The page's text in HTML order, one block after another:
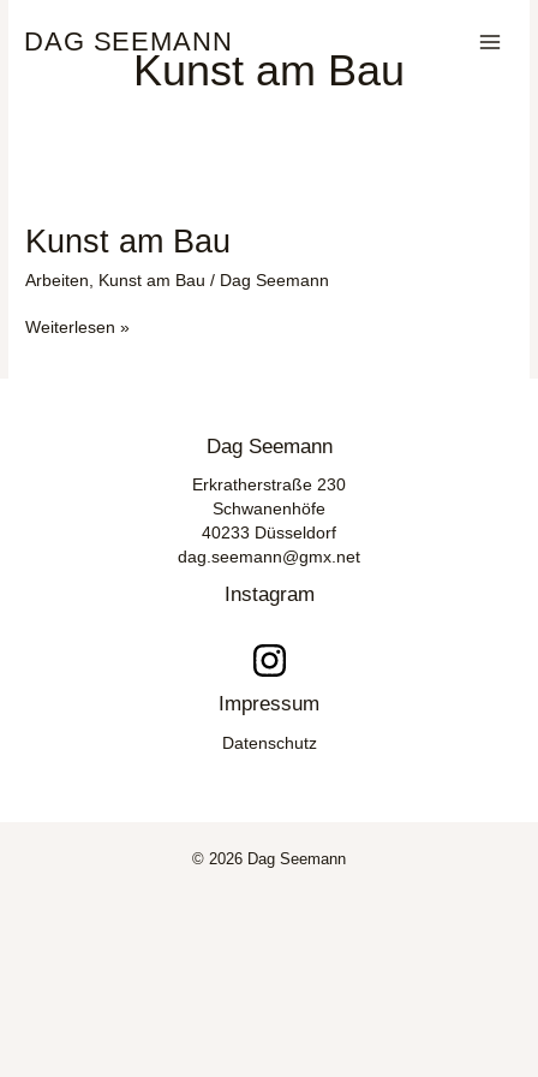
InhaltDAG SEEMANN
Kunst am Bau
Kunst am Bau
Arbeiten Kunst am Bau / Dag Seemann
Kunst
Weiterlesen »
Dag Seemann
Erkratherstraße 230
Schwanenhöfe
40233 Düsseldorf
dag.seemann@gmx.net
Instagram
Impressum
Datenschutz
© 2026 Dag Seemann